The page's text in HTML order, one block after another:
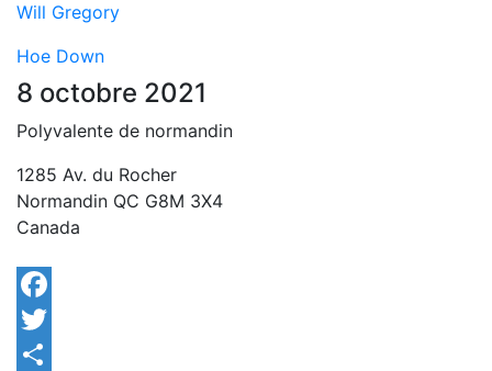
Will Gregory
Hoe Down
8 octobre 2021
Polyvalente de normandin
1285 Av. du Rocher
Normandin QC G8M 3X4
Canada
Facebook
Twitter